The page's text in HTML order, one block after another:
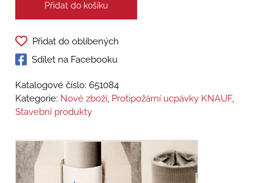
Přidat do košíku
Přidat do oblíbených
Sdílet na Facebooku
Katalogové číslo: 651084
Kategorie: Nové zboží, Protipožární ucpávky KNAUF,
Stavební produkty